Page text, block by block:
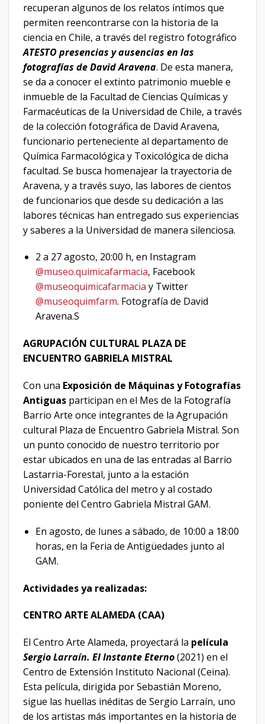
recuperan algunos de los relatos íntimos que
permiten reencontrarse con la historia de la
ciencia en Chile, a través del registro fotográfico
ATESTOpresencias y ausencias en las
fotografías de David Aravena. De esta manera,
se da a conocer el extinto patrimonio mueble e
inmueble de la Facultad de Ciencias Químicas y
Farmacéuticas de la Universidad de Chile, a través
de la colección fotográfica de David Aravena,
funcionario perteneciente al departamento de
Química Farmacológica y Toxicológica de dicha
facultad. Se busca homenajear la trayectoria de
Aravena, y a través suyo, las labores de cientos
de funcionarios que desde su dedicación a las
labores técnicas han entregado sus experiencias
y saberes a la Universidad de manera silenciosa.
2 a 27 agosto, 20:00 h, en Instagram
@museo.quimicafarmacia, Facebook
@museoquimicafarmacia y Twitter
@museoquimfarm. Fotografía de David
Aravena.S
AGRUPACIÓN CULTURAL PLAZA DE
ENCUENTRO GABRIELA MISTRAL
Con una Exposición de Máquinas y Fotografías
Antiguas participan en el Mes de la Fotografía
Barrio Arte once integrantes de la Agrupación
cultural Plaza de Encuentro Gabriela Mistral. Son
un punto conocido de nuestro territorio por
estar ubicados en una de las entradas al Barrio
Lastarria-Forestal, junto a la estación
Universidad Católica del metro y al costado
poniente del Centro Gabriela Mistral GAM.
En agosto, de lunes a sábado, de 10:00 a 18:00
horas, en la Feria de Antigüedades junto al
GAM.
Actividades ya realizadas:
CENTRO ARTE ALAMEDA (CAA)
El Centro Arte Alameda, proyectará la película
Sergio Larraín. El Instante Eterno(2021) en el
Centro de Extensión Instituto Nacional (Ceina).
Esta película, dirigida por Sebastián Moreno,
sigue las huellas inéditas de Sergio Larraín, uno
de los artistas más importantes en la historia de